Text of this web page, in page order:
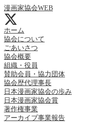
漫画家協会WEB
ホーム
協会について
ごあいさつ
協会概要
組織・役員
賛助会員・協力団体
協会歴代理事長
日本漫画家協会の歩み
日本漫画家協会賞
著作権事業
アーカイブ事業報告